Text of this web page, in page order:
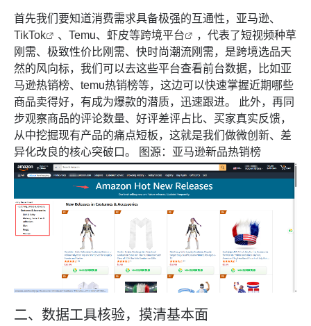
首先我们要知道消费需求具备极强的互通性，亚马逊、
TikTok
、Temu、虾皮等跨境平台
，代表了短视频种草
刚需、极致性价比刚需、快时尚潮流刚需，是跨境选品天
然的风向标，我们可以去这些平台查看前台数据，比如亚
马逊热销榜、temu热销榜等，这边可以快速掌握近期哪些
商品卖得好，有成为爆款的潜质，迅速跟进。 此外，再同
步观察商品的评论数量、好评差评占比、买家真实反馈，
从中挖掘现有产品的痛点短板，这就是我们做微创新、差
异化改良的核心突破口。 图源：亚马逊新品热销榜
二、数据工具核验，摸清基本面